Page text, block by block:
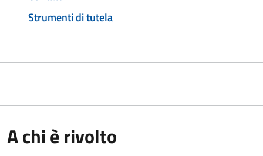
Strumenti di tutela
A chi è rivolto